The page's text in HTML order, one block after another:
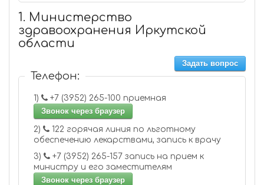
1. Министерство
здравоохранения Иркутской
области
Задать вопрос
Телефон:
1)
+7 (3952) 265-100 приемная
Звонок через браузер
2)
обеспечению лекарствами, запись к врачу
3)
министру и его заместителям
Звонок через браузер